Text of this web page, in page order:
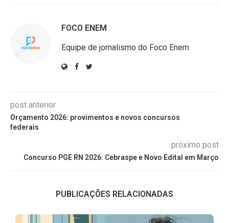
FOCO ENEM
Equipe de jornalismo do Foco Enem
post anterior
Orçamento 2026: provimentos e novos concursos
federais
próximo post
Concurso PGE RN 2026: Cebraspe e Novo Edital em Março
PUBLICAÇÕES RELACIONADAS